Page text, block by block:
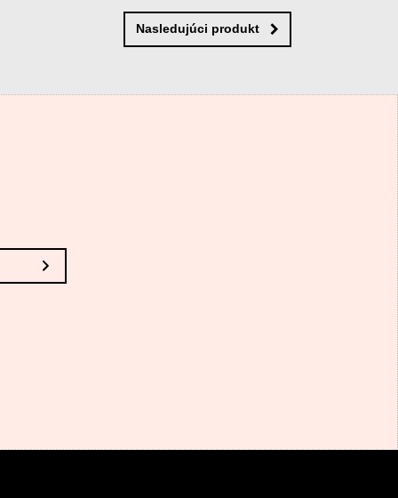
Nasledujúci produkt